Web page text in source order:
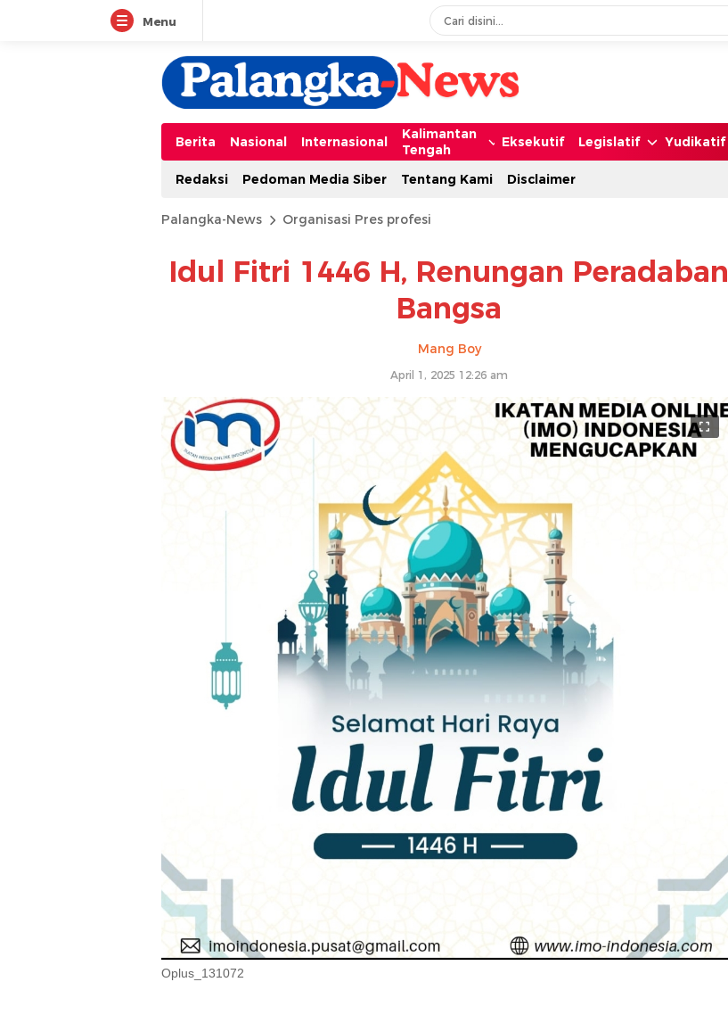
Menu
Berita Nasional Internasional
Kalimantan
Tengah
Eksekutif Legislatif Yudikatif
Redaksi
Pedoman Media Siber Tentang Kami Disclaimer
Palangka-News Organisasi Pres profesi
Idul Fitri 1446 H, Renungan Peradaban
Bangsa
Mang Boy
April 1, 2025 12:26 am
Oplus_131072